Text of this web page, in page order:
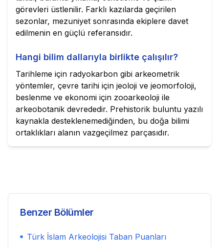
görevleri üstlenilir. Farklı kazılarda geçirilen
sezonlar, mezuniyet sonrasında ekiplere davet
edilmenin en güçlü referansıdır.
Hangi bilim dallarıyla birlikte çalışılır?
Tarihleme için radyokarbon gibi arkeometrik
yöntemler, çevre tarihi için jeoloji ve jeomorfoloji,
beslenme ve ekonomi için zooarkeoloji ile
arkeobotanik devrededir. Prehistorik buluntu yazılı
kaynakla desteklenemediğinden, bu doğa bilimi
ortaklıkları alanın vazgeçilmez parçasıdır.
Benzer Bölümler
Türk İslam Arkeolojisi Taban Puanları